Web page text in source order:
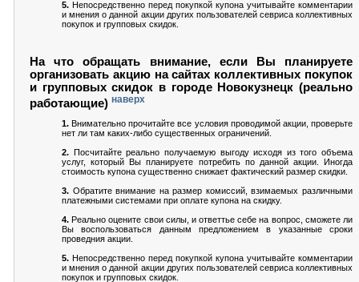
5. Непосредственно перед покупкой купона учитывайте комментарии
и мнения о данной акции других пользователей севриса коллективных
покупок и групповых скидок.
На что обращать внимание, если Вы планируете
организовать акцию на сайтах коллективных покупок
и групповых скидок в городе Новокузнецк (реально
работающие) наверх
1. Внимательно прочитайте все условия проводимой акции, проверьте
нет ли там каких-либо существенных ограничений.
2. Посчитайте реально получаемую выгоду исходя из того объема
услуг, который Вы планируете потребить по данной акции. Иногда
стоимость купона существенно снижает фактический размер скидки.
3. Обратите внимание на размер комиссий, взимаемых различными
платежными системами при оплате купона на скидку.
4. Реально оцените свои силы, и ответтье себе на вопрос, сможете ли
Вы воспользоваться данным предложением в указанные сроки
проведния акции.
5. Непосредственно перед покупкой купона учитывайте комментарии
и мнения о данной акции других пользователей севриса коллективных
покупок и групповых скидок.